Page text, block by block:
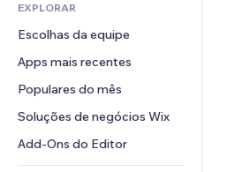
Listas do site
Email
Contabilidade
Cupons e fidelidade
Soluções de armazenamento
Meus agendamentos
Fotografia
Vídeo
PDF
Compartilhamento de arquivos
Notícias
Relógio
Templates de página
Efeitos de imagem
Botões e menus
Banners e selos
Calculadoras
Busca
Enquetes
Chat
Comentários
Telefone
Comunidade
Avaliações e depoimentos
EXPLORAR
Escolhas da equipe
Apps mais recentes
Populares do mês
Soluções de negócios Wix
Add-Ons do Editor